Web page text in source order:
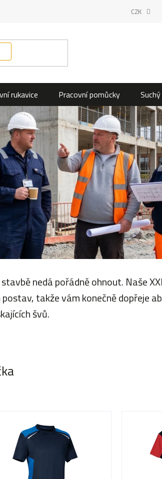
CZK
rukavice Pracovní pomůcky
nedá pořádně ohnout. Naše
takže vám konečně dopřeje
švů.